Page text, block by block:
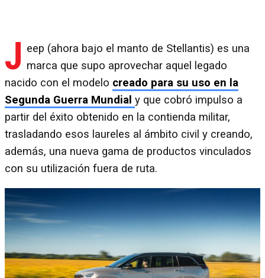
J eep (ahora bajo el manto de Stellantis) es una
marca que supo aprovechar aquel legado
nacido con el modelo creado para su uso en la
Segunda Guerra Mundial y que cobró impulso a
partir del éxito obtenido en la contienda militar,
trasladando esos laureles al ámbito civil y creando,
además, una nueva gama de productos vinculados
con su utilización fuera de ruta.